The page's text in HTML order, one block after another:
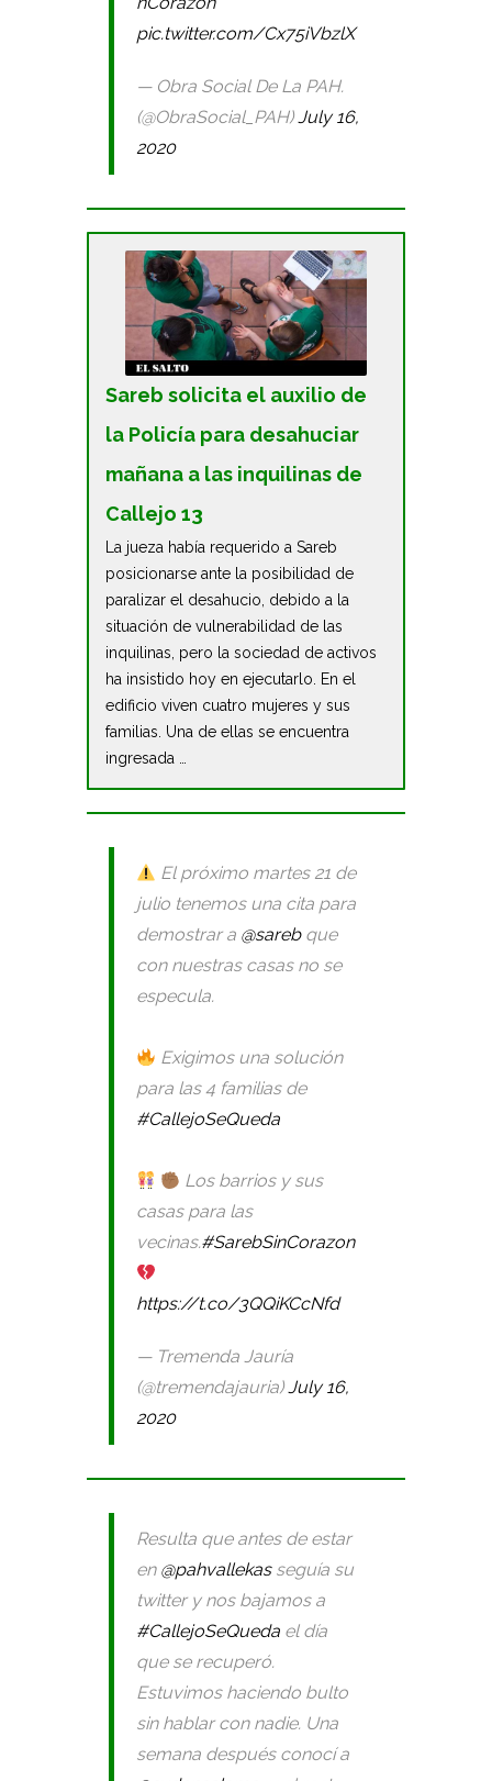
pic.twitter.com/Cx75iVbzlX
— Obra Social De La PAH.
(@ObraSocial_PAH)July 16,
2020
Sareb solicita el auxilio de
la Policía para desahuciar
mañana a las inquilinas de
Callejo 13
La jueza había requerido a Sareb
posicionarse ante la posibilidad de
paralizar el desahucio, debido a la
situación de vulnerabilidad de las
inquilinas, pero la sociedad de activos
ha insistido hoy en ejecutarlo. En el
edificio viven cuatro mujeres y sus
familias. Una de ellas se encuentra
ingresada …
El próximo martes 21 de
julio tenemos una cita para
demostrar a @sarebque
con nuestras casas no se
especula.
Exigimos una solución
para las 4 familias de
#CallejoSeQueda
Los barrios y sus
casas para las
vecinas.#SarebSinCorazon
https://t.co/3QQiKCcNfd
— Tremenda Jauría
(@tremendajauria)July 16,
2020
Resulta que antes de estar
en @pahvallekasseguía su
twitter y nos bajamos a
#CallejoSeQueda el día
que se recuperó.
Estuvimos haciendo bulto
sin hablar con nadie. Una
semana después conocí a